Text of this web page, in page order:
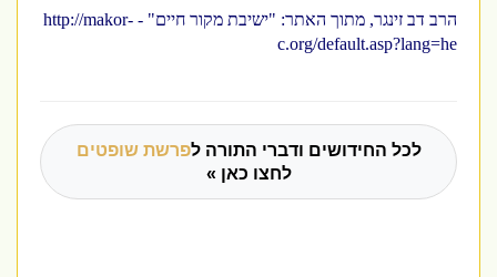
הרב דב זינגר, מתוך האתר: "ישיבת מקור חיים" -http://makor-
c.org/default.asp?lang=he
לכל החידושים ודברי התורה לפרשת שופטים
לחצו כאן »